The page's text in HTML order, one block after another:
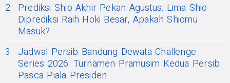
2
Prediksi Shio Akhir Pekan Agustus: Lima Shio
Diprediksi Raih Hoki Besar, Apakah Shiomu
Masuk?
3
Jadwal Persib Bandung Dewata Challenge
Series 2026: Turnamen Pramusim Kedua Persib
Pasca Piala Presiden